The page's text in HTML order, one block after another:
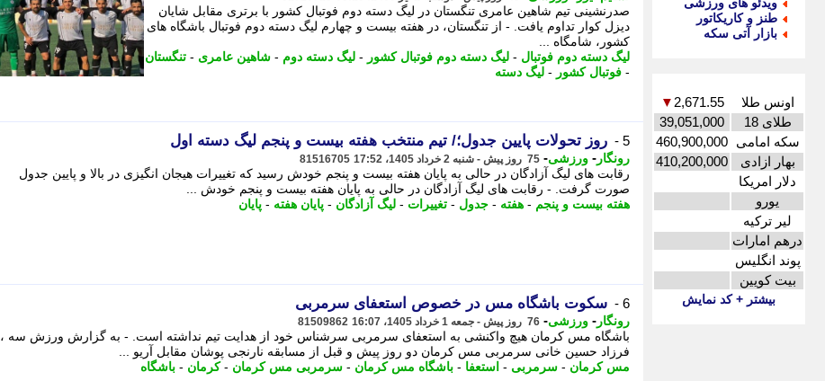
طنز و کاریکاتور
بازار آتی سکه
اونس طلا 2,671.55
▼
طلای 18
39,051,000
سکه امامی 460,900,000
بهار ازادی
410,200,000
دلار امریکا
یورو
لیر ترکیه
درهم امارات
پوند انگلیس
بیت کویین
بیشتر + کد نمایش
صدرنشینی تیم شاهین عامری تنگستان در لیگ دسته دوم فوتبال کشور با برتری مقابل شایان
دیزل کوار تداوم یافت. - از تنگستان، در هفته بیست و چهارم لیگ دسته دوم فوتبال باشگاه های
کشور، شامگاه ...
لیگ دسته دوم فوتبال - لیگ دسته دوم فوتبال کشور - لیگ دسته دوم - شاهین عامری - تنگستان
- فوتبال کشور - لیگ دسته
5 - روز تحولات پایین جدول؛/ تیم منتخب هفته بیست و پنجم لیگ دسته اول
رونگار - ورزشی- 75 روز پیش - شنبه 2 خرداد 1405، 17:52 81516705
رقابت های لیگ آزادگان در حالی به پایان هفته بیست و پنجم خودش رسید که تغییرات هیجان انگیزی در بالا و پایین جدول
صورت گرفت. - رقابت های لیگ آزادگان در حالی به پایان هفته بیست و پنجم خودش ...
هفته بیست و پنجم - هفته - جدول - تغییرات - لیگ آزادگان - پایان هفته - پایان
6 - سکوت باشگاه مس در خصوص استعفای سرمربی
رونگار - ورزشی- 76 روز پیش - جمعه 1 خرداد 1405، 16:07 81509862
باشگاه مس کرمان هیچ واکنشی به استعفای سرمربی سرشناس خود از هدایت تیم نداشته است. - به گزارش ورزش سه ،
فرزاد حسین خانی سرمربی مس کرمان دو روز پیش و قبل از مسابقه نارنجی پوشان مقابل آریو ...
مس کرمان - سرمربی - استعفا - باشگاه مس کرمان - سرمربی مس کرمان -کرمان - باشگاه